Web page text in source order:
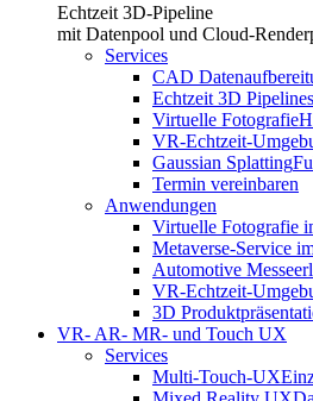
Echtzeit 3D-Pipeline
mit Datenpool und Cloud-
Services
CAD
Echtzeit 3D Pipelines
Virtuelle Fotografie
VR-Echtzeit-
Gaussian Splatting
Termin vereinbaren
Anwendungen
Virtuelle Fotografie
Metaverse-Service
Automotive
VR-Echtzeit-
3D
VR- AR- MR- und Touch UX
Services
Multi-Touch-UX